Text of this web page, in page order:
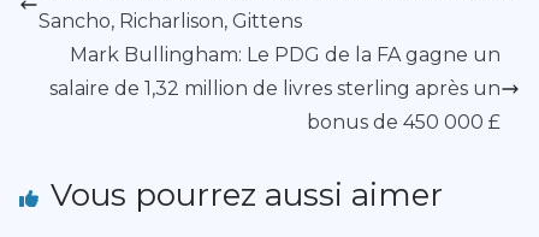
Sancho, Richarlison, Gittens
Mark Bullingham: Le PDG de la FA gagne un
salaire de 1,32 million de livres sterling après un
bonus de 450 000 £
Vous pourrez aussi aimer